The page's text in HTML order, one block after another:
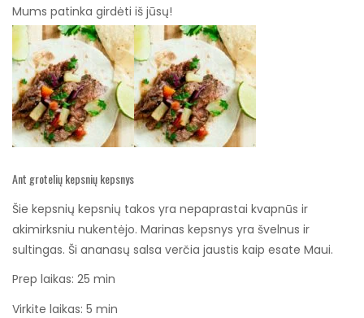
Mums patinka girdėti iš jūsų!
Ant grotelių kepsnių kepsnys
Šie kepsnių kepsnių takos yra nepaprastai kvapnūs ir
akimirksniu nukentėjo. Marinas kepsnys yra švelnus ir
sultingas. Ši ananasų salsa verčia jaustis kaip esate Maui.
Prep laikas: 25 minutės
min
Virkite laikas: 5 minutės
min